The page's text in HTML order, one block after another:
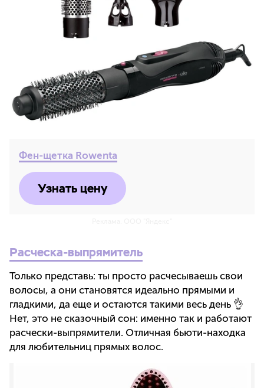
Фен-щетка Rowenta
Узнать цену
Расческа-выпрямитель
Только представь: ты просто расчесываешь свои
волосы, а они становятся идеально прямыми и
гладкими, да еще и остаются такими весь день 👌
Нет, это не сказочный сон: именно так и работают
расчески-выпрямители. Отличная бьюти-находка
для любительниц прямых волос.